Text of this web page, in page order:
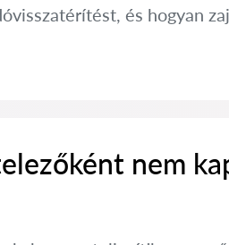
és hogyan
nem